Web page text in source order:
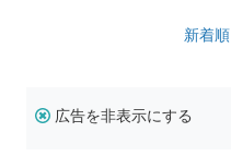
新着順
広告を非表示にする